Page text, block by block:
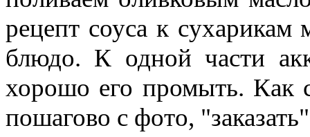
рецепт соуса к сухарикам
блюдо. К одной части
хорошо его промыть. Как
пошагово с фото,